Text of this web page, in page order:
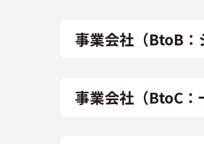
事業会社（BtoB：
事業会社（BtoC：